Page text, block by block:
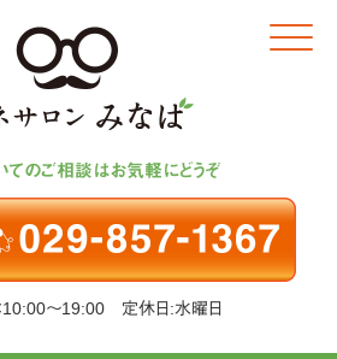
てのご相談はお気軽にどうぞ
：10:00～19:00 定休日:水曜日
Click